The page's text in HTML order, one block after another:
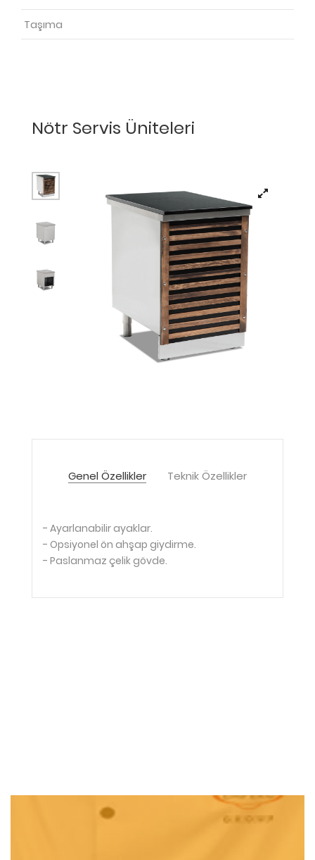
Taşıma
Nötr Servis Üniteleri
Genel Özellikler Teknik Özellikler
- Ayarlanabilir ayaklar.
- Opsiyonel ön ahşap giydirme.
- Paslanmaz çelik gövde.